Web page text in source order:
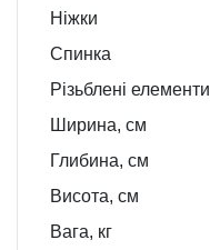
Ніжки
Спинка
Різьблені елементи
Ширина, см
Глибина, см
Висота, см
Вага, кг